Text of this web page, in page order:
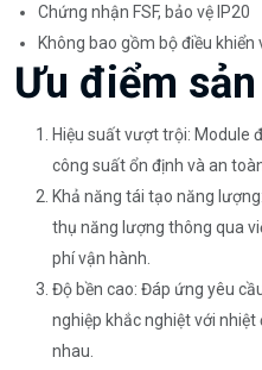
Chứng nhận FSF, bảo vệ IP20
Không bao gồm bộ điều khiển
Ưu điểm
Hiệu suất vượt trội: Module
công suất ổn định và an
Khả năng tái tạo năng
thụ năng lượng thông qua
phí vận hành.
Độ bền cao: Đáp ứng yêu
nghiệp khắc nghiệt với
nhau.